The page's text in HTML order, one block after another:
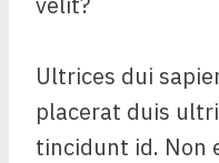
Ultrices dui
placerat duis
tincidunt id. Non